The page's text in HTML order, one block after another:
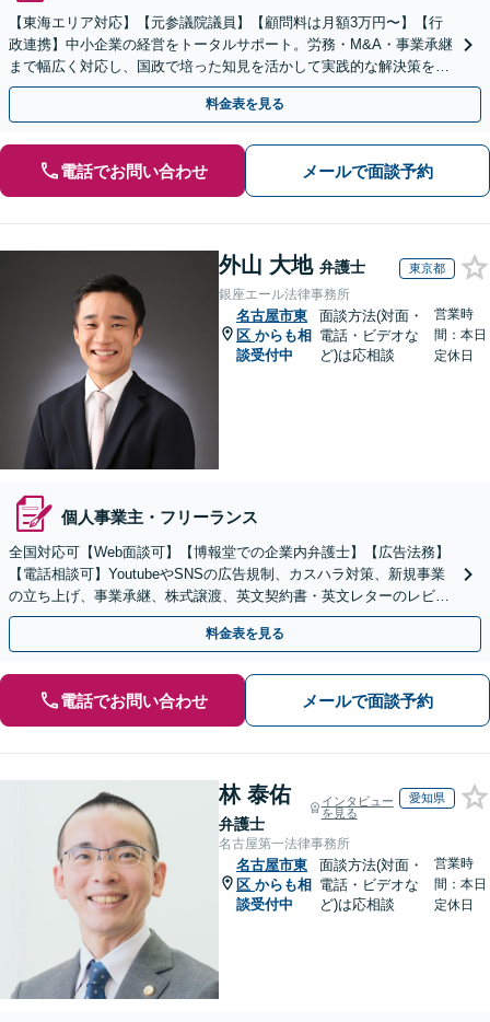
【東海エリア対応】【元参議院議員】【顧問料は月額3万円〜】【行
政連携】中小企業の経営をトータルサポート。労務・M&A・事業承継
まで幅広く対応し、国政で培った知見を活かして実践的な解決策をご
提案します。まずはお気軽にご相談ください。
料金表を見る
電話でお問い合わせ メールで面談予約
外山 大地 弁護士 東京都
銀座エール法律事務所
名古屋市東
区 からも相
談受付中
面談方法(対面・
電話・ビデオな
ど)は応相談
営業時
間：本日
定休日
個人事業主・フリーランス
全国対応可【Web面談可】【博報堂での企業内弁護士】【広告法務】
【電話相談可】YoutubeやSNSの広告規制、カスハラ対策、新規事業
の立ち上げ、事業承継、株式譲渡、英文契約書・英文レターのレビュ
ー・ドラフトなどに対応。
料金表を見る
電話でお問い合わせ メールで面談予約
林 泰佑
弁護士
インタビュー
を見る
愛知県
名古屋第一法律事務所
名古屋市東
区 からも相
談受付中
面談方法(対面・
電話・ビデオな
ど)は応相談
営業時
間：本日
定休日